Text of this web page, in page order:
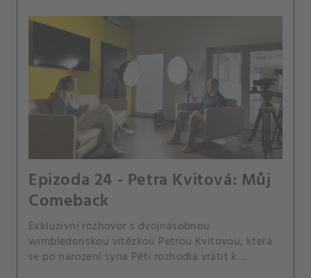
Epizoda 24 - Petra Kvitová: Můj
Comeback
Exkluzivní rozhovor s dvojnásobnou
wimbledonskou vítězkou Petrou Kvitovou, která
se po narození syna Péti rozhodla vrátit k